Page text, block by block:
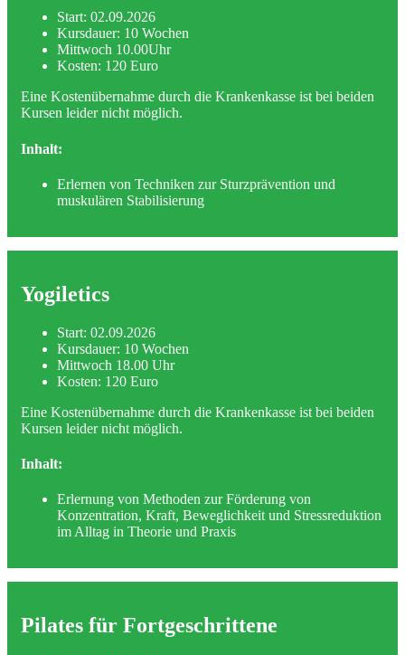
Start: 02.09.2026
Kursdauer: 10 Wochen
Mittwoch 10.00Uhr
Kosten: 120 Euro
Eine Kostenübernahme durch die Krankenkasse ist bei beiden
Kursen leider nicht möglich.
Inhalt:
Erlernen von Techniken zur Sturzprävention und
muskulären Stabilisierung
Yogiletics
Start: 02.09.2026
Kursdauer: 10 Wochen
Mittwoch 18.00 Uhr
Kosten: 120 Euro
Eine Kostenübernahme durch die Krankenkasse ist bei beiden
Kursen leider nicht möglich.
Inhalt:
Erlernung von Methoden zur Förderung von
Konzentration, Kraft, Beweglichkeit und Stressreduktion
im Alltag in Theorie und Praxis
Pilates für Fortgeschrittene